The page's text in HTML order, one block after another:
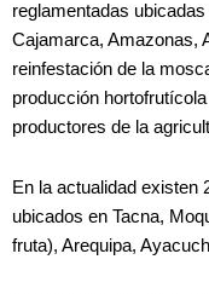
reglamentadas
Cajamarca, Amazonas,
reinfestación de la
producción
productores de la
En la actualidad existen
ubicados en Tacna,
fruta), Arequipa,